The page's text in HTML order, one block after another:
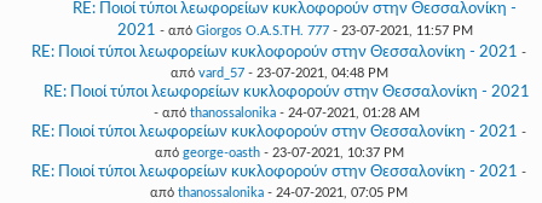
RE: Ποιοί τύποι λεωφορείων κυκλοφορούν στην Θεσσαλονίκη -
2021 - από Giorgos O.A.S.TH. 777- 23-07-2021, 11:57 PM
RE: Ποιοί τύποι λεωφορείων κυκλοφορούν στην Θεσσαλονίκη - 2021 -
από vard_57- 23-07-2021, 04:48 PM
RE: Ποιοί τύποι λεωφορείων κυκλοφορούν στην Θεσσαλονίκη - 2021
- από thanossalonika - 24-07-2021, 01:28 AM
RE: Ποιοί τύποι λεωφορείων κυκλοφορούν στην Θεσσαλονίκη - 2021 -
από george-oasth- 23-07-2021, 10:37 PM
RE: Ποιοί τύποι λεωφορείων κυκλοφορούν στην Θεσσαλονίκη - 2021 -
από thanossalonika - 24-07-2021, 07:05 PM